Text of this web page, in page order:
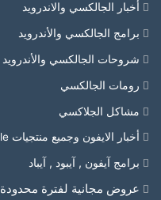
أخبار الجالكسي والاندرويد
برامج الجالكسي والأندرويد
شروحات الجالكسي والأندرويد
رومات الجالكسي
مشاكل الجلاكسي
أخبار الايفون وجميع منتجيات Apple
برامج آيفون , آيبود , آيباد
عروض مجانية لفترة محدودة